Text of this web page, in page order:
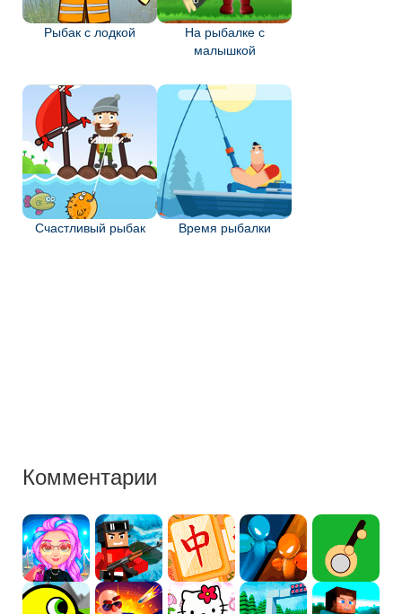
Рыбак с лодкой
На рыбалке с
малышкой
Счастливый рыбак Время рыбалки
Комментарии